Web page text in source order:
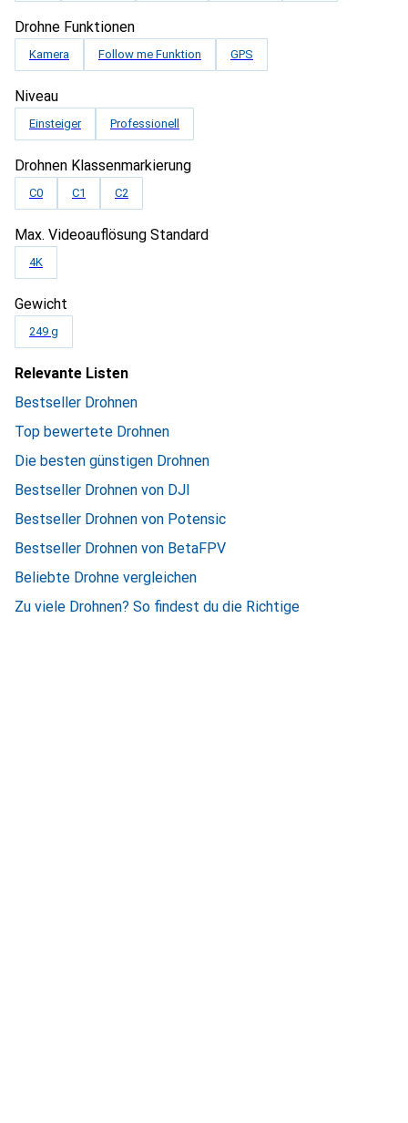
Drohne Funktionen
Kamera Follow me Funktion GPS
Niveau
Einsteiger Professionell
Drohnen Klassenmarkierung
C0 C1 C2
Max. Videoauflösung Standard
4K
Gewicht
249 g
Relevante Listen
Bestseller Drohnen
Top bewertete Drohnen
Die besten günstigen Drohnen
Bestseller Drohnen von DJI
Bestseller Drohnen von Potensic
Bestseller Drohnen von BetaFPV
Beliebte Drohne vergleichen
Zu viele Drohnen? So findest du die Richtige